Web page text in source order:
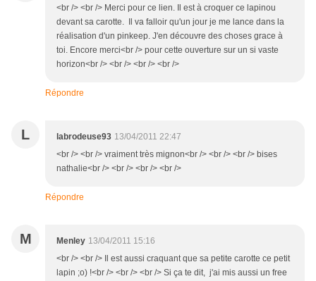
<br /> <br /> Merci pour ce lien. Il est à croquer ce lapinou
devant sa carotte. Il va falloir qu'un jour je me lance dans la
réalisation d'un pinkeep. J'en découvre des choses grace à
toi. Encore merci<br /> pour cette ouverture sur un si vaste
horizon<br /> <br /> <br /> <br />
Répondre
L labrodeuse93 13/04/2011 22:47
<br /> <br /> vraiment très mignon<br /> <br /> <br /> bises
nathalie<br /> <br /> <br /> <br />
Répondre
M Menley 13/04/2011 15:16
<br /> <br /> Il est aussi craquant que sa petite carotte ce petit
lapin ;o) !<br /> <br /> <br /> Si ça te dit, j'ai mis aussi un free